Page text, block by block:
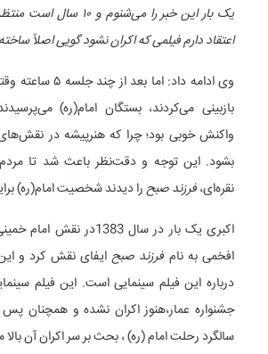
یک بار این خبر را می‌شنوم
اعتقاد دارم فیلمی که اکران نشود گویی اصلاً
وی ادامه داد: اما
بازبینی می‌کردند، بستگان امام(ره)
واکنش خوبی بود؛ چرا که هنرپیشه در
بشود. این توجه و دقت‌نظر باعث شد تا
نقره‌ای،فرزند صبحرا دیدند شخصیت امام(ره)
اکبری یک بار در سال 1383در
افخمی به نام فرزند صبحایفای نقش کرد و
درباره این فیلم سینمایی است. این فیلم
جشنواره عمار،هنوز اکران نشده و همچنان
سالگرد رحلت امام (ره) ، بحث بر سر اکران آن بالا